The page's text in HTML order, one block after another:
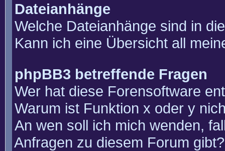
Dateianhänge
Welche Dateianhänge sind in
Kann ich eine Übersicht all
phpBB3 betreffende Fragen
Wer hat diese Forensoftware
Warum ist Funktion x oder y
An wen soll ich mich wenden,
Anfragen zu diesem Forum gibt?